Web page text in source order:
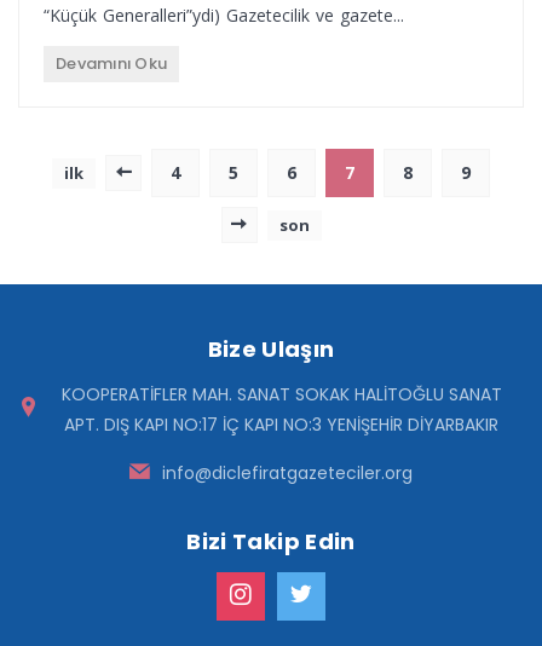
“Küçük Generalleri”ydi) Gazetecilik ve gazete...
Devamını Oku
ilk 4 5 6 7 8 9
son
Bize Ulaşın
KOOPERATİFLER MAH. SANAT SOKAK HALİTOĞLU SANAT
APT. DIŞ KAPI NO:17 İÇ KAPI NO:3 YENİŞEHİR DİYARBAKIR
info@diclefiratgazeteciler.org
Bizi Takip Edin